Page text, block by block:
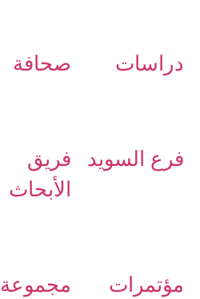
دراسات صحافة
فرع السويد
فريق
الأبحاث
مؤتمرات مجموعة